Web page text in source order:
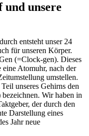
unsere
entsteht unser 24
für unseren Körper.
(=Clock-gen). Dieses
Atomuhr, nach der
umstellen.
unseres Gehirns den
Wir haben in
der durch den
Darstellung eines
Jahr neue